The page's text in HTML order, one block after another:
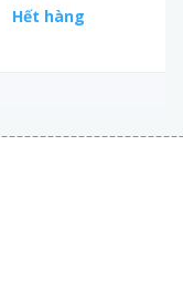
Hết hàng